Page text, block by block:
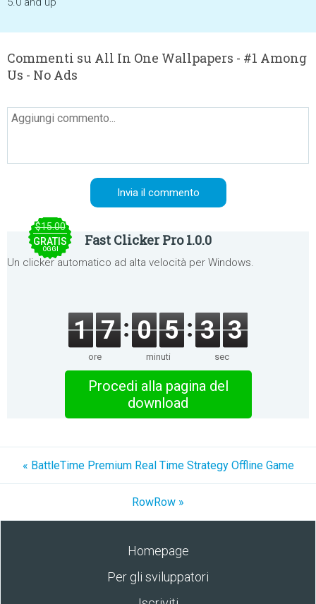
Commenti su All In One Wallpapers - #1 Among
Us - No Ads
$15.00
GRATIS
OGGI
Fast Clicker Pro 1.0.0
Un clicker automatico ad alta velocità per Windows.
1 7
ore
0 5
minuti
3 3
sec
Procedi alla pagina del
download
« BattleTime Premium Real Time Strategy Offline Game
RowRow »
Homepage
Per gli sviluppatori